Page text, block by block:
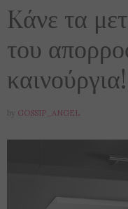
Kάνε τα
του
by GOSSIP_ANGEL